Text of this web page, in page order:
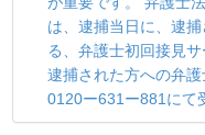
は、逮捕当日に、逮
る、弁護士初回接見
逮捕された方への弁
0120ー631ー881にて